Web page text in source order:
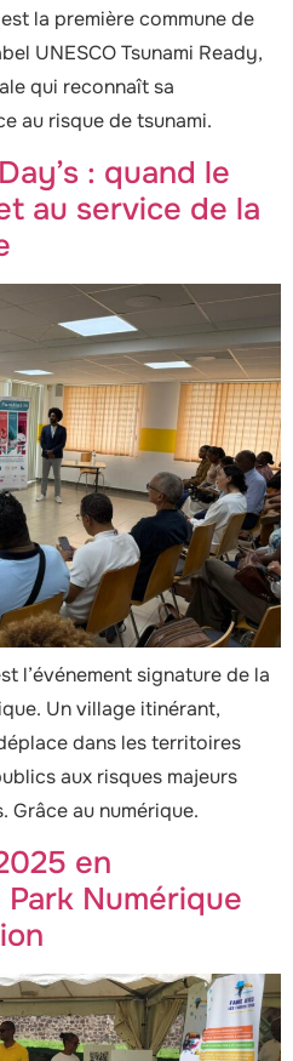
la première commune de
UNESCO Tsunami Ready,
qui reconnaît sa
au risque de tsunami.
: quand le
au service de la
l’événement signature de la
Un village itinérant,
dans les territoires
aux risques majeurs
Grâce au numérique.
en
Numérique